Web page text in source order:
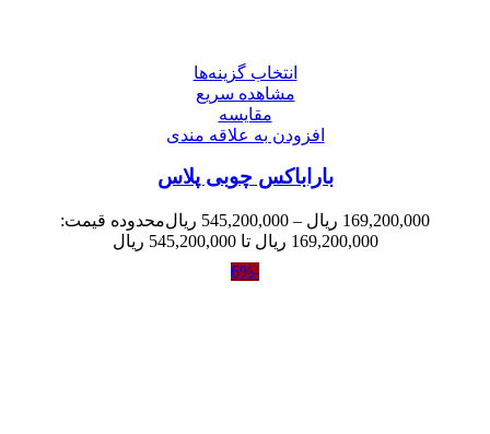
انتخاب گزینه‌ها
مشاهده سریع
مقایسه
افزودن به علاقه مندی
باراباکس چوبی پلاس
169,200,000 ریال –
545,200,000 ریالمحدوده قیمت:
169,200,000 ریال تا 545,200,000 ریال
-6%